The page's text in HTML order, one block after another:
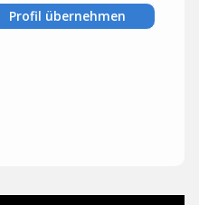
Profil übernehmen